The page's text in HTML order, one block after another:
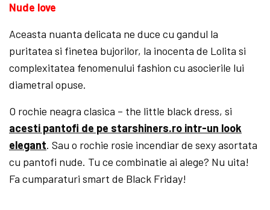
Nude love
Aceasta nuanta delicata ne duce cu gandul la
puritatea si finetea bujorilor, la inocenta de Lolita si
complexitatea fenomenului fashion cu asocierile lui
diametral opuse.
O rochie neagra clasica – the little black dress, si
acesti pantofi de pe starshiners.ro intr-un look
elegant. Sau o rochie rosie incendiar de sexy asortata
cu pantofi nude. Tu ce combinatie ai alege? Nu uita!
Fa cumparaturi smart de Black Friday!